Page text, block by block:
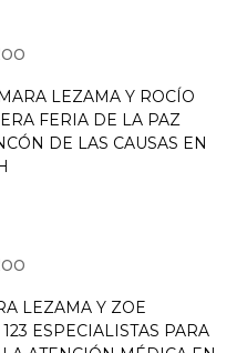
LEZAMA Y ROCÍO
FERIA DE LA PAZ
DE LAS CAUSAS EN
LEZAMA Y ZOE
ESPECIALISTAS PARA